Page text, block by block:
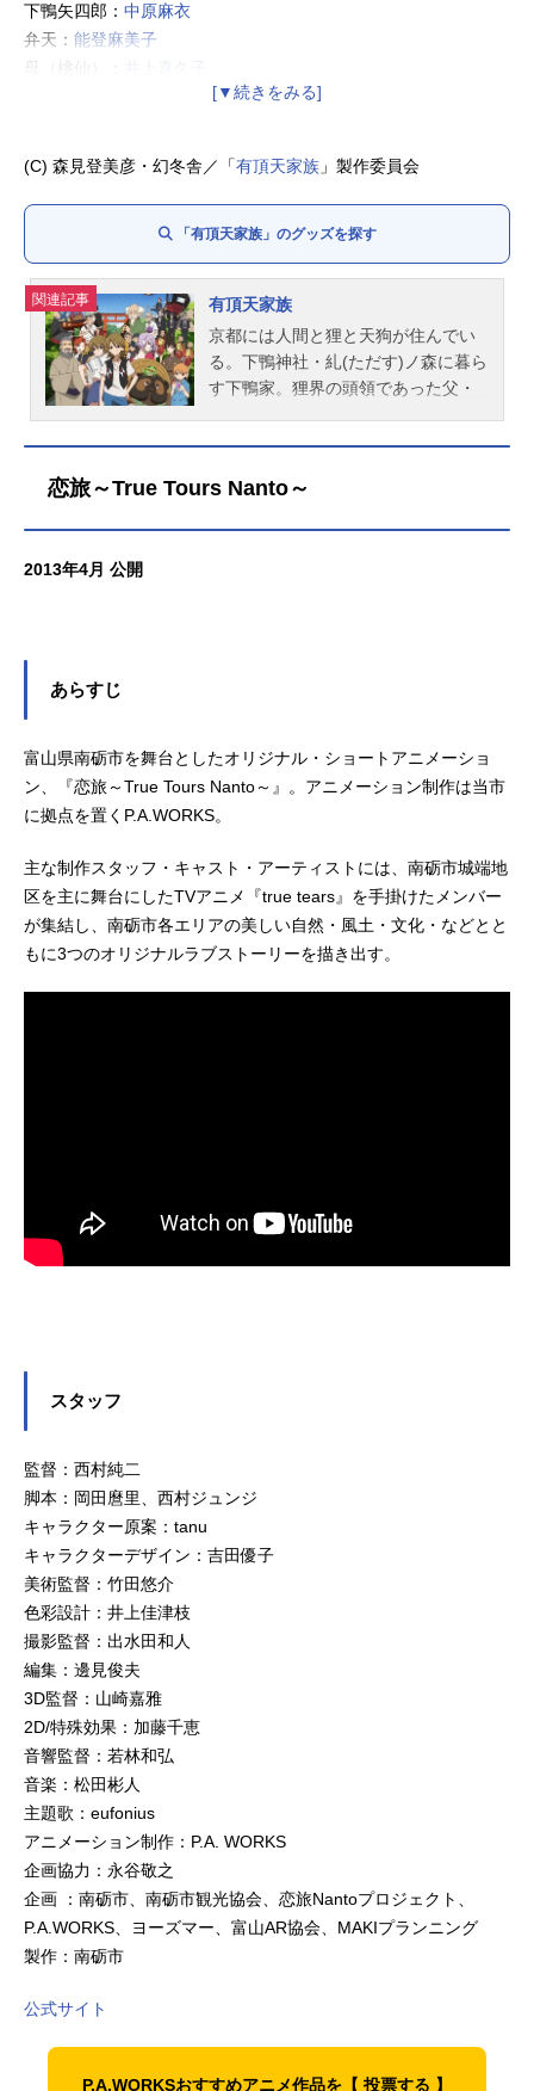
下鴨矢四郎： 中原麻衣
弁天： 能登麻美子
母（桃仙）：
銀閣：畠山航輔
淀川教授：樋口武彦
玉瀾：日笠陽子
呉一郎： 中村悠一
天満屋：島田敏
(C) 森見登美彦・幻冬舎／「有頂天家族 」製作委員会
「有頂天家族」のグッズを探す
関連記事
有頂天家族
京都には人間と狸と天狗が住んでい
る。下鴨神社・糺(ただす)ノ森に暮ら
す下鴨家。狸界の頭領であった父・
狸鍋にされたのだが、その経緯は今
弟のなかでも偉大な父の「阿呆の
通力を得た人間の美女・弁天に振り
回されたり、はたまた五山送り火の
夜空で宿敵・夷川家と空中決戦を繰
を襲う絶体絶命の危機!父が鍋にされ
た真相が明らかになるなか、固い絆
で結ばれた一家の運命はいかに!作品
名有頂天家族放送形態TVアニメスケ
ジュール2013年7月7日（日）～2013
年9月29日（日）TOKYOMXほか話数
恋旅～True Tours Nanto～
2013年4月 公開
あらすじ
富山県南砺市を舞台としたオリジナル・ショートアニメーショ
ン、『恋旅～True Tours Nanto～』。アニメーション制作は当市
に拠点を置くP.A.WORKS。
主な制作スタッフ・キャスト・アーティストには、南砺市城端地
区を主に舞台にしたTVアニメ『true tears』を手掛けたメンバー
が集結し、南砺市各エリアの美しい自然・風土・文化・などとと
もに3つのオリジナルラブストーリーを描き出す。
スタッフ
監督：西村純二
脚本：岡田麿里、西村ジュンジ
キャラクター原案：tanu
キャラクターデザイン：吉田優子
美術監督：竹田悠介
色彩設計：井上佳津枝
撮影監督：出水田和人
編集：邊見俊夫
3D監督：山崎嘉雅
2D/特殊効果：加藤千恵
音響監督：若林和弘
音楽：松田彬人
主題歌：eufonius
アニメーション制作：P.A. WORKS
企画協力：永谷敬之
企画 ：南砺市、南砺市観光協会、恋旅Nantoプロジェクト、
P.A.WORKS、ヨーズマー、富山AR協会、MAKIプランニング
製作：南砺市
公式サイト
P.A.WORKSおすすめアニメ作品を【 投票する 】